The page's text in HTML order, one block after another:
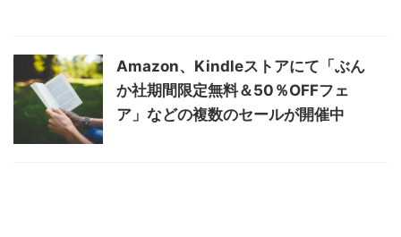
Amazon、Kindleストアにて「ぶん
か社期間限定無料＆50％OFFフェ
ア」などの複数のセールが開催中